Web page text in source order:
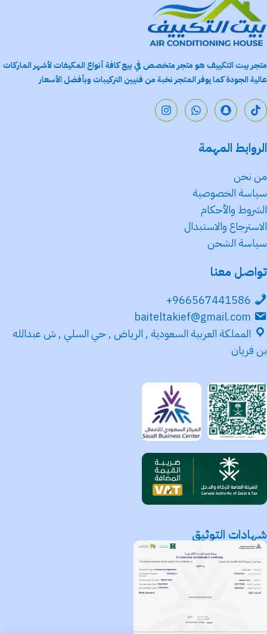
متجر بيت التكييف هو متجر متخصص في بيع كافة أنواع المكيفات لأشهر الماركات
عالية الجودة كما يوفر المتجر نخبة من فنيين التركيبات وبأفضل الأسعار
الروابط المهمة
من نحن
سياسة الخصوصية
الشروط والأحكام
الاسترجاع والاستبدال
سياسة الشحن
تواصل معنا
966567441586+
baiteltakief@gmail.com
المملكة العربية السعودية , الرياض , حي السلي , ش عبدالله
بن فريان
شهادات التوثيق